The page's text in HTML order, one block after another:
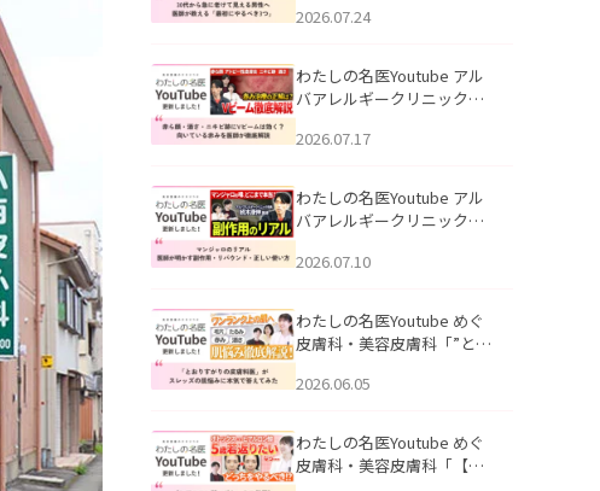
える男性へ｜医師が教える
公開いたしました。
2026.07.24
わたしの名医Youtube アル
バアレルギークリニック札
跡にVビームは効く？向いて
説」を公開いたしました。
2026.07.17
わたしの名医Youtube アル
バアレルギークリニック札
医師が明かす副作用・リバ
公開いたしました。
2026.07.10
わたしの名医Youtube めぐ
皮膚科・美容皮膚科「”とお
ッズの肌悩みに本気で答え
た。
2026.06.05
わたしの名医Youtube めぐ
皮膚科・美容皮膚科「【ヒ